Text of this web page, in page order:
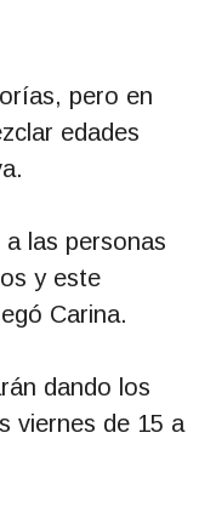
pero en
edades
las personas
y este
Carina.
dando los
viernes de 15 a